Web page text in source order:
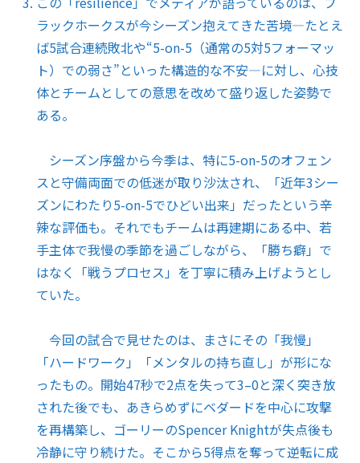
ラックホークスが今シーズン抱えてきた苦境―たとえ
ば5試合連続敗北や“5-on-5（通常の5対5フォーマッ
ト）での弱さ”といった構造的な不安―に対し、心技
体とチームとしての意思を改めて盛り返した姿勢で
ある。
シーズン序盤から今季は、特に5-on-5のオフェン
スと守備両面での低迷が取り沙汰され、「近年3シー
ズンにわたり5-on-5でひどい出来」だったという辛
辣な評価も。それでもチームは再建期にある中、若
手主体で我慢の季節を過ごしながら、「勝ち癖」で
はなく「戦うプロセス」を丁寧に積み上げようとし
ていた。
今回の試合で見せたのは、まさにその「我慢」
「ハードワーク」「メンタルの持ち直し」が形にな
ったもの。開始47秒で2点を失って3–0と深く突き放
された後でも、あきらめずにベダードを中心に攻撃
を再構築し、ゴーリーのSpencer Knightが失点後も
冷静に守り続けた。そこから5得点を奪って逆転に成